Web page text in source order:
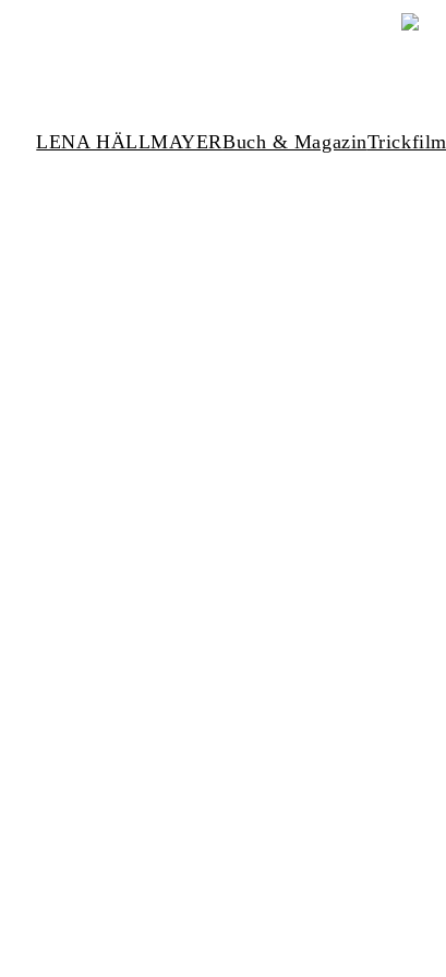
LENA HÄLLMAYERBuch & MagazinTrickfilm